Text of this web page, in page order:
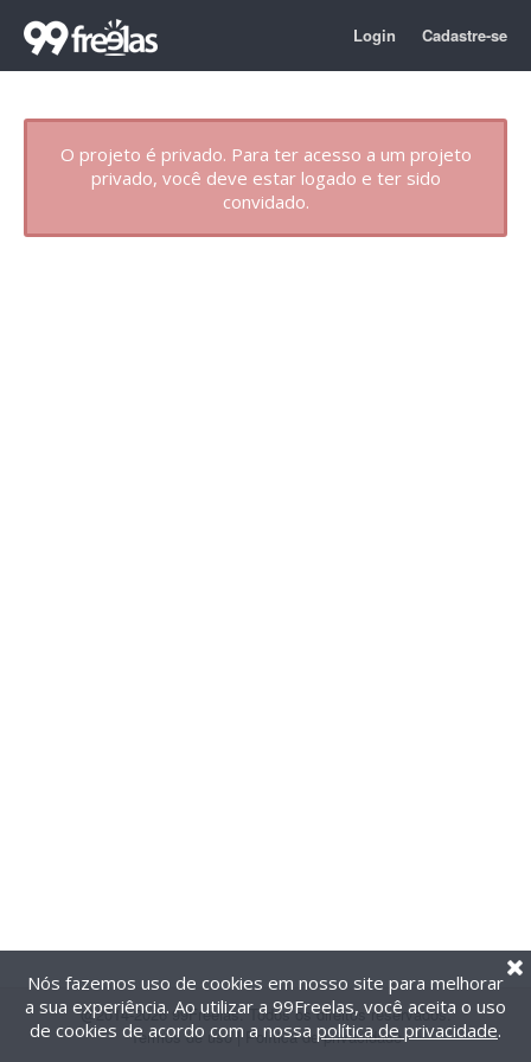
Login Cadastre-se
O projeto é privado. Para ter acesso a um projeto
privado, você deve estar logado e ter sido
convidado.
@2014-2026 99Freelas. Todos os direitos reservados.
Termos de uso| Política de privacidade
Nós fazemos uso de cookies em nosso site para melhorar
a sua experiência. Ao utilizar a 99Freelas, você aceita o uso
de cookies de acordo com a nossa política de privacidade.